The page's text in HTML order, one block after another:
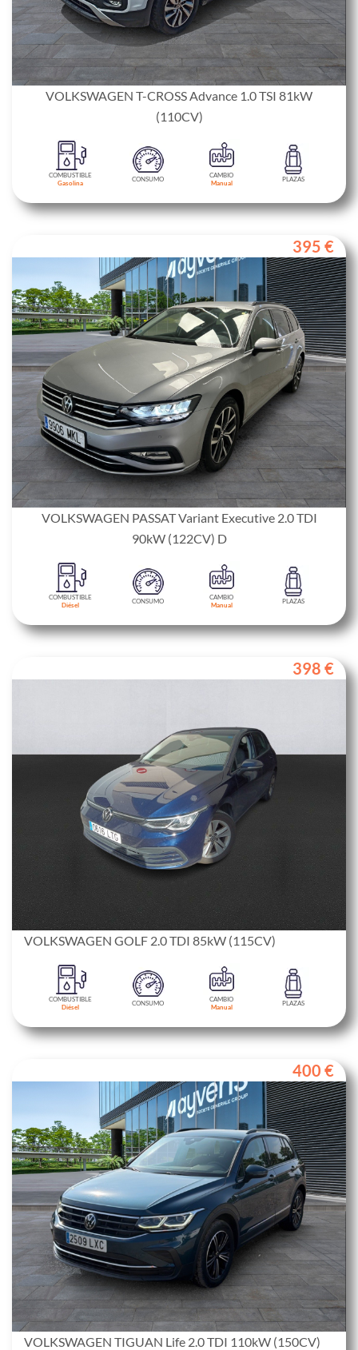
VOLKSWAGEN T-CROSS Advance 1.0 TSI 81kW
(110CV)
COMBUSTIBLE
Gasolina
CONSUMO
CAMBIO
Manual
PLAZAS
395 €
VOLKSWAGEN PASSAT Variant Executive 2.0 TDI
90kW (122CV) D
COMBUSTIBLE
Diésel
CONSUMO
CAMBIO
Manual
PLAZAS
398 €
VOLKSWAGEN GOLF 2.0 TDI 85kW (115CV)
COMBUSTIBLE
Diésel
CONSUMO
CAMBIO
Manual
PLAZAS
400 €
VOLKSWAGEN TIGUAN Life 2.0 TDI 110kW (150CV)